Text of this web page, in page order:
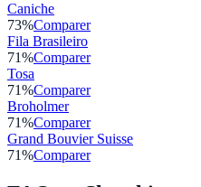
Caniche
73%Comparer
Fila Brasileiro
71%Comparer
Tosa
71%Comparer
Broholmer
71%Comparer
Grand Bouvier Suisse
71%Comparer